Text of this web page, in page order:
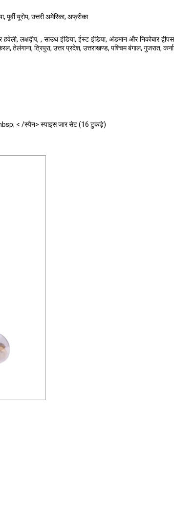
यूरोप, उत्तरी अमेरिका, अफ्रीका
हवेली, लक्षद्वीप, , साउथ इंडिया, ईस्ट इंडिया, अंडमान और निकोबार
तेलंगाना, त्रिपुरा, उत्तर प्रदेश, उत्तराखण्ड, पश्चिम बंगाल,
< /स्पैन> स्पाइस जार सेट (16 टुकड़े)